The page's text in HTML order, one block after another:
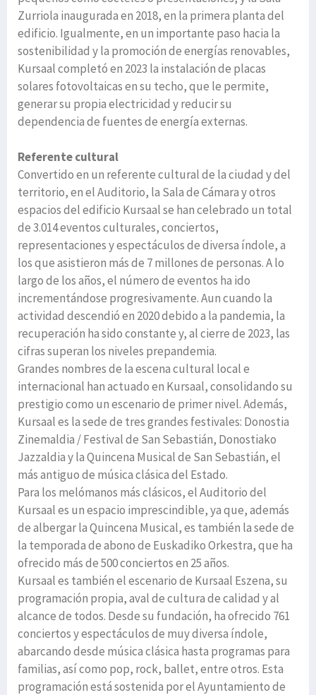
Zurriola inaugurada en 2018, en la primera planta del
edificio. Igualmente, en un importante paso hacia la
sostenibilidad y la promoción de energías renovables,
Kursaal completó en 2023 la instalación de placas
solares fotovoltaicas en su techo, que le permite,
generar su propia electricidad y reducir su
dependencia de fuentes de energía externas.
Referente cultural
Convertido en un referente cultural de la ciudad y del
territorio, en el Auditorio, la Sala de Cámara y otros
espacios del edificio Kursaal se han celebrado un total
de 3.014 eventos culturales, conciertos,
representaciones y espectáculos de diversa índole, a
los que asistieron más de 7 millones de personas. A lo
largo de los años, el número de eventos ha ido
incrementándose progresivamente. Aun cuando la
actividad descendió en 2020 debido a la pandemia, la
recuperación ha sido constante y, al cierre de 2023, las
cifras superan los niveles prepandemia.
Grandes nombres de la escena cultural local e
internacional han actuado en Kursaal, consolidando su
prestigio como un escenario de primer nivel. Además,
Kursaal es la sede de tres grandes festivales: Donostia
Zinemaldia / Festival de San Sebastián, Donostiako
Jazzaldia y la Quincena Musical de San Sebastián, el
más antiguo de música clásica del Estado.
Para los melómanos más clásicos, el Auditorio del
Kursaal es un espacio imprescindible, ya que, además
de albergar la Quincena Musical, es también la sede de
la temporada de abono de Euskadiko Orkestra, que ha
ofrecido más de 500 conciertos en 25 años.
Kursaal es también el escenario de Kursaal Eszena, su
programación propia, aval de cultura de calidad y al
alcance de todos. Desde su fundación, ha ofrecido 761
conciertos y espectáculos de muy diversa índole,
abarcando desde música clásica hasta programas para
familias, así como pop, rock, ballet, entre otros. Esta
programación está sostenida por el Ayuntamiento de